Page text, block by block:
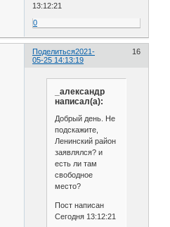
13:12:21
0
Поделиться 16
2021-
05-25 14:13:19
_александр
написал(а):
Добрый день. Не
подскажите,
Ленинский район
заявлялся? и
есть ли там
свободное
место?
Пост написан
Сегодня 13:12:21